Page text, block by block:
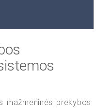
mažmeninės prekybos